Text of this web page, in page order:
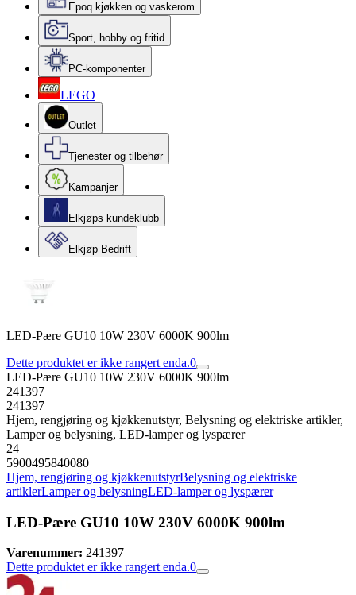
Epoq kjøkken og vaskerom
Sport, hobby og fritid
PC-komponenter
LEGO
Outlet
Tjenester og tilbehør
Kampanjer
Elkjøps kundeklubb
Elkjøp Bedrift
LED-Pære GU10 10W 230V 6000K 900lm
Dette produktet er ikke rangert enda.0
LED-Pære GU10 10W 230V 6000K 900lm
241397
241397
Hjem, rengjøring og kjøkkenutstyr, Belysning og elektriske artikler,
Lamper og belysning, LED-lamper og lyspærer
24
5900495840080
Hjem, rengjøring og kjøkkenutstyrBelysning og elektriske
artiklerLamper og belysningLED-lamper og lyspærer
LED-Pære GU10 10W 230V 6000K 900lm
Varenummer: 241397
Dette produktet er ikke rangert enda.0